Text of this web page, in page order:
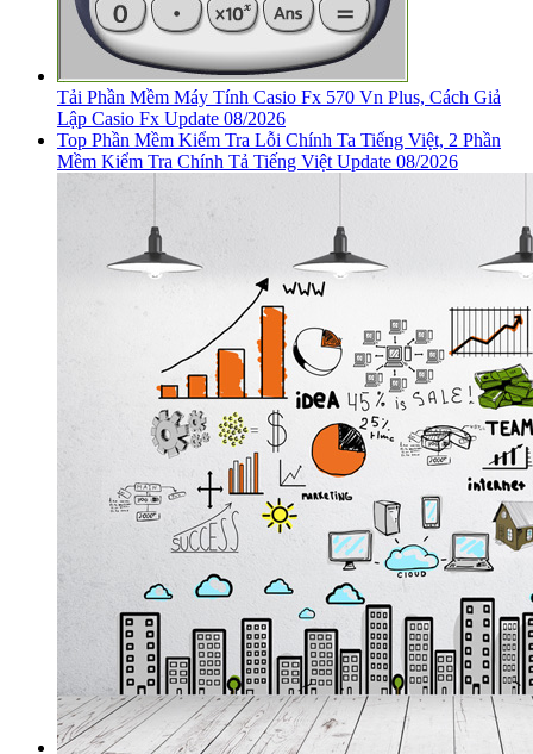
Tải Phần Mềm Máy Tính Casio Fx 570 Vn Plus, Cách Giả
Lập Casio Fx Update 08/2026
Top Phần Mềm Kiểm Tra Lỗi Chính Ta Tiếng Việt, 2 Phần
Mềm Kiểm Tra Chính Tả Tiếng Việt Update 08/2026